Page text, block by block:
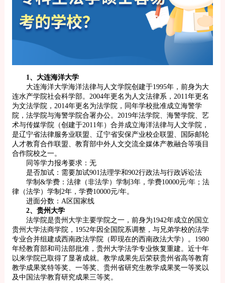
1、大连海洋大学
大连海洋大学海洋法律与人文学院创建于1995年，前身为大
连水产学院社会科学部。2004年更名为人文法律系，2011年更名
为文法学院，2014年更名为法学院，同年学校批准成立海警学
院，法学院与海警学院合署办公。2019年法学院、海警学院、艺
术与传媒学院（创建于2011年）合并成立海洋法律与人文学院，
是辽宁省法律服务业联盟、辽宁省安保产业校企联盟、国际邮轮
人才教育合作联盟、教育部中外人文交流全媒体产教融合等项目
合作院校之一。
同等学力报考要求：无
是否加试：需要加试901法理学和902行政法与行政诉讼法
学制&学费：法律（非法学）学制3年，学费10000元/年；法
律（法学）学制2年，学费10000元/年。
进面分数：A区国家线
2、贵州大学
法学院是贵州大学主要学院之一，前身为1942年成立的国立
贵州大学法商学院，1952年因全国院系调整，与兄弟学校的法学
专业合并组建成西南政法学院（即现在的西南政法大学）。1980
年经教育部和司法部批准，贵州大学法学专业恢复重建。近十年
以来学院已取得了显著成就。教学成果先后荣获贵州省高等教育
教学成果奖特等奖、一等奖、贵州省研究生教学成果奖一等奖以
及中国法学教育研究成果三等奖。